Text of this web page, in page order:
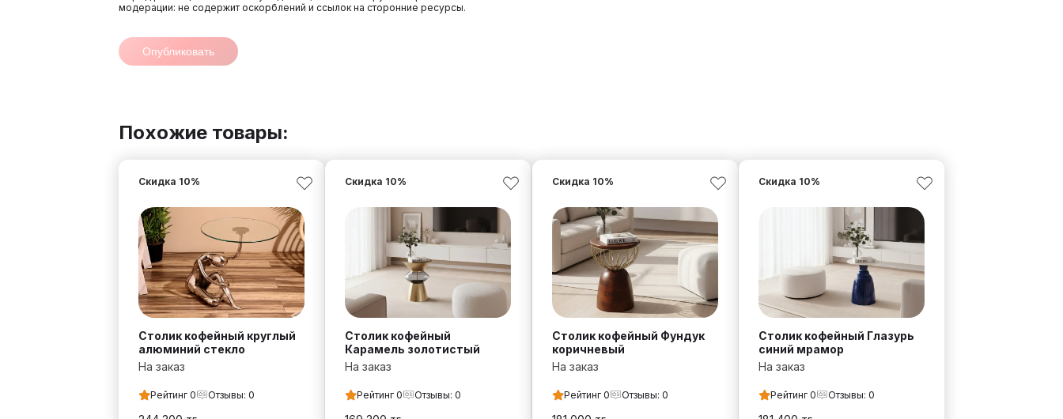
модерации: не содержит оскорблений и ссылок на сторонние ресурсы.
Опубликовать
Похожие товары:
Столик кофейный круглый
алюминий стекло
Скидка 10%
На заказ
Рейтинг 0 Отзывы: 0
Столик кофейный
Карамель золотистый
Скидка 10%
На заказ
Рейтинг0 Отзывы:0
Столик кофейный Фундук
коричневый
Скидка 10%
На заказ
Рейтинг 0 Отзывы: 0
Столик кофейный Глазурь
синий мрамор
Скидка 10%
На заказ
Рейтинг 0 Отзывы: 0